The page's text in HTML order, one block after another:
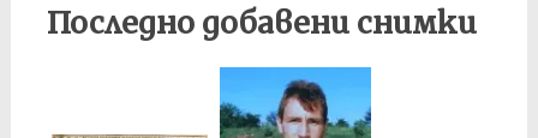
Последно добавени снимки